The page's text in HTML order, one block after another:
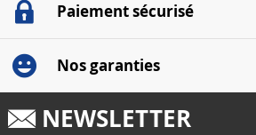
Paiement sécurisé
Nos garanties
NEWSLETTER